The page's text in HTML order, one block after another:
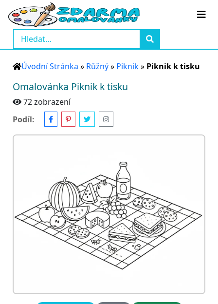
Úvodní Stránka » Růžný» Piknik» Piknik k tisku
Omalovánka Piknik k tisku
72 zobrazení
Podíl: